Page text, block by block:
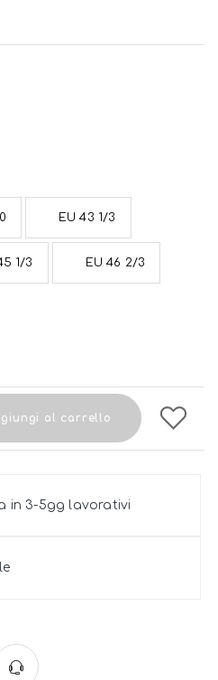
EU 43 1/3
1/3 EU 46 2/3
al carrello
in 3-5gg lavorativi